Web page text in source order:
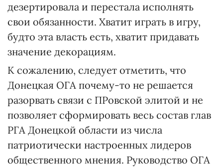
дезертировала и перестала исполнять
свои обязанности. Хватит играть в игру,
будто эта власть есть, хватит придавать
значение декорациям.
К сожалению, следует отметить, что
Донецкая ОГА почему-то не решается
разорвать связи с ПРовской элитой и не
позволяет сформировать весь состав глав
РГА Донецкой области из числа
патриотически настроенных лидеров
общественного мнения. Руководство ОГА